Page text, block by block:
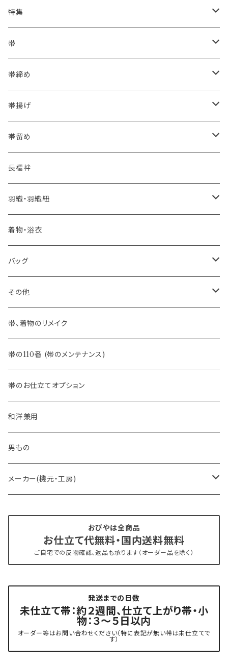
特集
浴衣にも！夏の帯揚げ
海のいろ ～sea-green～
格ある夏の名古屋帯（都の絽綴れ）
おとなの浴衣(有松 鳴海絞り)
自宅で洗える！本麻長襦袢
憧れの高級カジュアル帯
河合美術織物 訪問着に合わせる袋帯
訪問着に合わせるフォーマル帯
３万円台♪高見え袋帯・名古屋帯
帯
- 博多帯
夏・単衣用(夏帯)
- 西陣織
夏・単衣用(夏帯)
- 紬帯・自然布
- 琉球帯
- 染め帯
- 袋帯・洒落袋帯
- 名古屋帯
八寸名古屋帯 (松葉仕立て)
- オールシーズン帯
- 夏帯
- 半幅帯
- 大人兵児帯
- おびやオリジナル・別注
- オーダー帯
- 京袋帯・開き仕立て
- 新古帯、中古・リサイクル帯 (メンテナンス済み)
夏用
- 振袖の帯・ママ振り・振袖用袋帯
帯締め
- おびやオリジナル
- 細平唐組 (7mmスリム帯締め)
- 田中節子
帯揚げ
- おびやオリジナル
- 京都 三浦清商店
- 大津工房 荒尾ちどり
帯留め
-おびやオリジナル
長襦袢
羽織・羽織紐
-おびやオリジナル
着物・浴衣
バッグ
-おびやオリジナル
その他
-おびやオリジナル
-フィカレ
帯、着物のリメイク
帯の110番 (帯のメンテナンス)
帯のお仕立てオプション
和洋兼用
男もの
メーカー(機元・工房)
博多織 西村織物
『marumasa.fab』丸正織物
おびやは全商品
お仕立て代無料・国内送料無料
ご自宅での反物確認、返品も承ります（オーダー品を除く）
発送までの日数
未仕立て帯：約２週間、仕立て上がり帯・小
物：３～５日以内
オーダー等はお問い合わせください（特に表記が無い帯は未仕立てで
す）